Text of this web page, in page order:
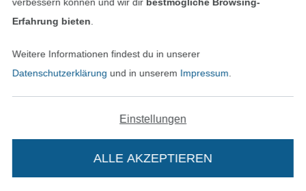
Polsterstoff Velvet Touch, dunkelgrau
(5,30 € / 1 m²)
(9,59 € / 1 m²)
Erfahrung bieten
Weitere Informationen findest du in unserer
Datenschutzerklärung und in unserem Impressum
Einstellungen
ALLE AKZEPTIEREN